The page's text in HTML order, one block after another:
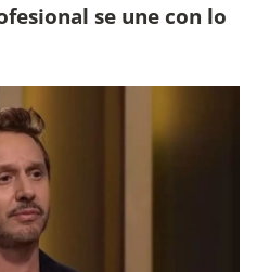
se une con lo